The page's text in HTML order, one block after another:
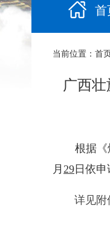
当前位置： 首
广西
根据
月 29 日依
详见附